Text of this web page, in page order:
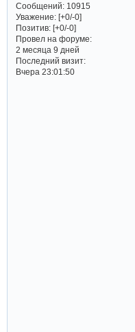
Сообщений:10915
Уважение: [+0/-0]
Позитив: [+0/-0]
Провел на форуме:
2 месяца 9 дней
Последний визит:
Вчера 23:01:50